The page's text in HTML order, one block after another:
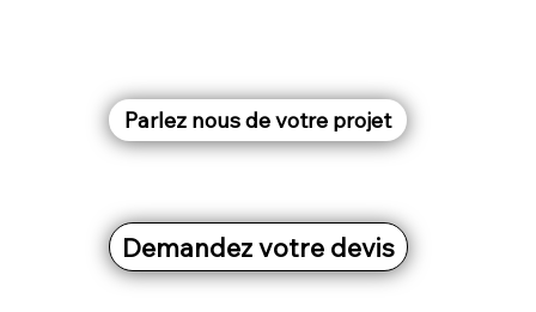
Parlez nous de votre projet
Demandez votre devis